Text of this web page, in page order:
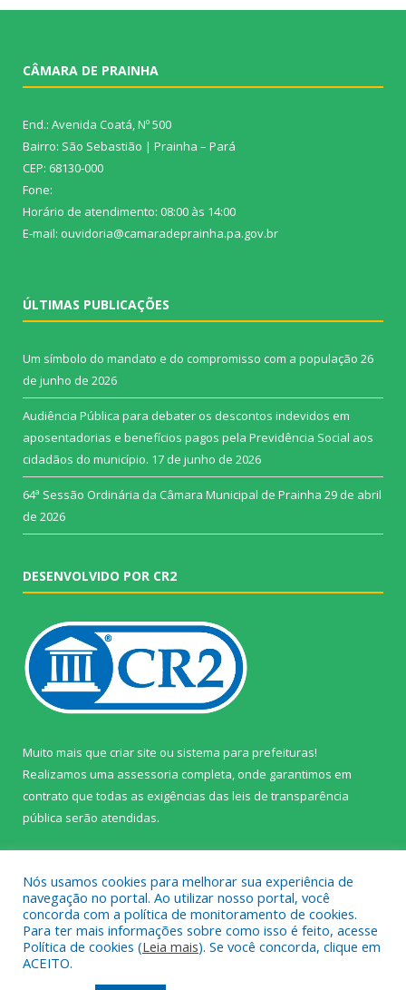
CÂMARA DE PRAINHA
End.: Avenida Coatá, Nº 500
Bairro: São Sebastião | Prainha – Pará
CEP: 68130-000
Fone:
Horário de atendimento: 08:00 às 14:00
E-mail: ouvidoria@camaradeprainha.pa.gov.br
ÚLTIMAS PUBLICAÇÕES
Um símbolo do mandato e do compromisso com a população 26
de junho de 2026
Audiência Pública para debater os descontos indevidos em
aposentadorias e benefícios pagos pela Previdência Social aos
cidadãos do município. 17 de junho de 2026
64ª Sessão Ordinária da Câmara Municipal de Prainha 29 de abril
de 2026
DESENVOLVIDO POR CR2
Muito mais que criar site ou sistema para prefeituras!
Realizamos uma assessoria completa, onde garantimos em
contrato que todas as exigências das leis de transparência
pública serão atendidas.
Todos os direitos reservados a Câmara Municipal de Prainha.
Nós usamos cookies para melhorar sua experiência de
navegação no portal. Ao utilizar nosso portal, você
concorda com a política de monitoramento de cookies.
Para ter mais informações sobre como isso é feito, acesse
Política de cookies (Leia mais). Se você concorda, clique em
ACEITO.